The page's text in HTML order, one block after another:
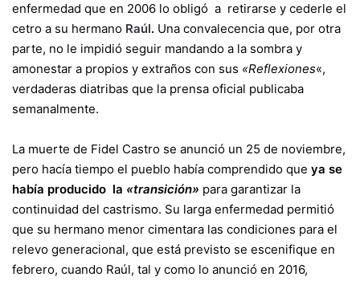
enfermedad que en 2006 lo obligó a retirarse y cederle el
cetro a su hermano Raúl. Una convalecencia que, por otra
parte, no le impidió seguir mandando a la sombra y
amonestar a propios y extraños con sus «Reflexiones«,
verdaderas diatribas que la prensa oficial publicaba
semanalmente.
La muerte de Fidel Castro se anunció un 25 de noviembre,
pero hacía tiempo el pueblo había comprendido que ya se
había producido la «transición» para garantizar la
continuidad del castrismo. Su larga enfermedad permitió
que su hermano menor cimentara las condiciones para el
relevo generacional, que está previsto se escenifique en
febrero, cuando Raúl, tal y como lo anunció en 2016,